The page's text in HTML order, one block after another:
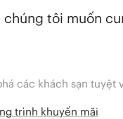
tôi muốn
các khách sạn tuyệt
trình khuyến mãi